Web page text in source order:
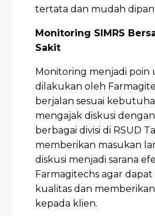
tertata dan mudah
Monitoring SIMRS
Sakit
Monitoring menjadi poin
dilakukan oleh
berjalan sesuai
mengajak diskusi
berbagai divisi di RSUD
memberikan masukan
diskusi menjadi sarana
Farmagitechs agar
kualitas dan
kepada klien.